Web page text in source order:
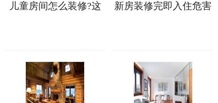
儿童房间怎么装修?这
新房装修完即入住危害